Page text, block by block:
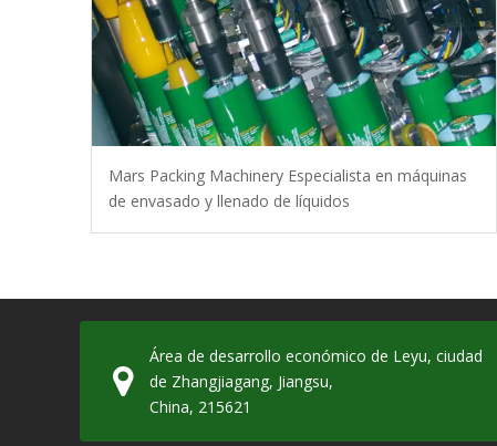
Mars Packing Machinery Especialista en máquinas
de envasado y llenado de líquidos
Área de desarrollo económico de Leyu, ciudad
de Zhangjiagang, Jiangsu,
China, 215621